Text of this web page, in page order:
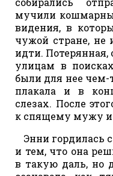
мучили
видения, в
чужой стране, не
идти.
улицам в
были для нее чем-
плакала и в
слезах. После
к спящему мужу и
Энни гордилась
и тем, что она
в такую даль, но